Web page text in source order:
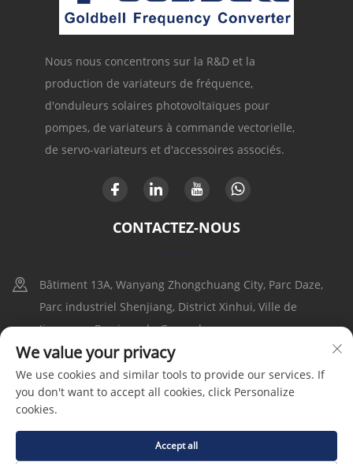
Nous nous concentrons sur la R&D et la
production de variateurs de fréquence,
d'onduleurs solaires photovoltaïques pour
pompes, de variateurs à commande vectorielle,
de servo-variateurs et d'accessoires associés.
CONTACTEZ-NOUS
Bâtiment 13A, Wanyang Zhongchuang City, Parc Daze,
Parc industriel Shenjiang, District Xinhui, Ville de
Jiangmen, Province du Guangdong
+86-17316086390
[email protected]
Droits d'auteur © 2025 Goldbell Electric Drives and Controls
We value your privacy
We use cookies and similar tools to provide our services. If
you don't want to accept all cookies, click Personalize
cookies.
Accept all